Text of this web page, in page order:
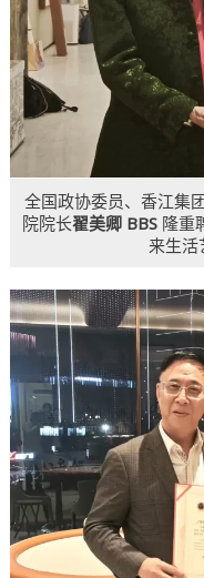
全国政协委员、香江集
院院长翟美卿 BBS 隆重
来生活